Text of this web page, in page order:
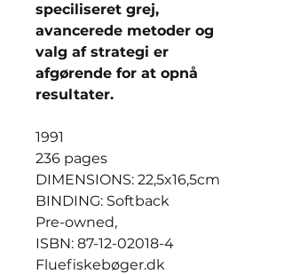
speciliseret grej,
avancerede metoder og
valg af strategi er
afgørende for at opnå
resultater.
1991
236 pages
DIMENSIONS: 22,5x16,5cm
BINDING: Softback
Pre-owned,
ISBN: 87-12-02018-4
Fluefiskebøger.dk